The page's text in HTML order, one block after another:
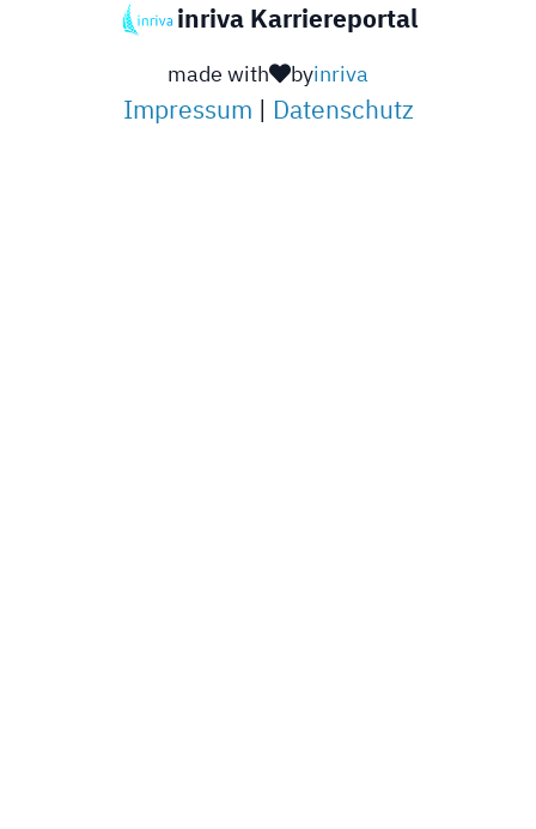
inriva Karriereportal
made with byinriva
Impressum | Datenschutz